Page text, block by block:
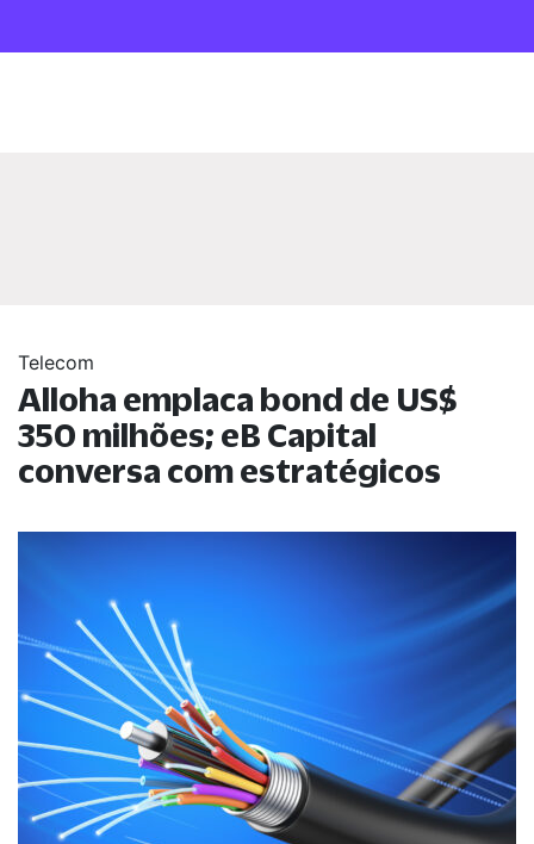
Telecom
Alloha emplaca bond de US$
350 milhões; eB Capital
conversa com estratégicos